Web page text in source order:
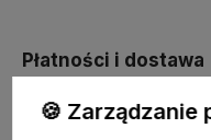
Płatności i dostawa
🍪 Zarządzanie